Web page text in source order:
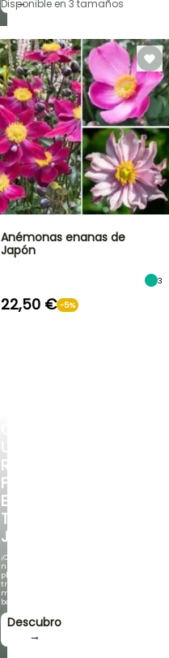
UN
RINCÓN
FRESCO
EN
TU
JARDÍN
¡Con
nuestras
plantas
trepadoras
más
bonitas!
Descubro
→
Disponible en 3 tamaños
Anémonas enanas de
Japón
3
22,50 € -5%